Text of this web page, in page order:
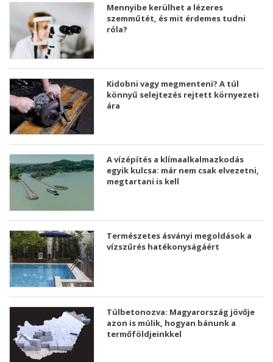
Mennyibe kerülhet a lézeres
szemműtét, és mit érdemes tudni
róla?
Kidobni vagy megmenteni? A túl
könnyű selejtezés rejtett környezeti
ára
A vízépítés a klímaalkalmazkodás
egyik kulcsa: már nem csak elvezetni,
megtartani is kell
Természetes ásványi megoldások a
vízszűrés hatékonyságáért
Túlbetonozva: Magyarország jövője
azon is múlik, hogyan bánunk a
termőföldjeinkkel